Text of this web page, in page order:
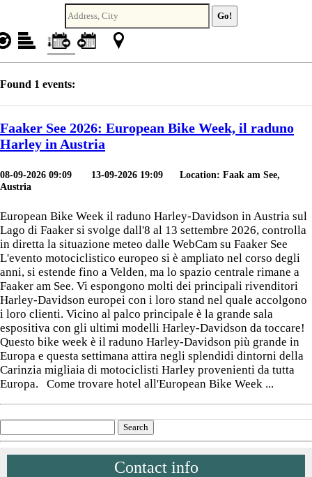
Found 1 events:
Faaker See 2026: European Bike Week, il raduno
Harley in Austria
08-09-2026 09:09
13-09-2026 19:09 Location: Faak am See,
Austria
European Bike Week il raduno Harley-Davidson in Austria sul
Lago di Faaker si svolge dall'8 al 13 settembre 2026, controlla
in diretta la situazione meteo dalle WebCam su Faaker See
L'evento motociclistico europeo si è ampliato nel corso degli
anni, si estende fino a Velden, ma lo spazio centrale rimane a
Faaker am See. Vi espongono molti dei principali rivenditori
Harley-Davidson europei con i loro stand nel quale accolgono
i loro clienti. Vicino al palco principale è la grande sala
espositiva con gli ultimi modelli Harley-Davidson da toccare!
Questo bike week è il raduno Harley-Davidson più grande in
Europa e questa settimana attira negli splendidi dintorni della
Carinzia migliaia di motociclisti Harley provenienti da tutta
Europa. Come trovare hotel all'European Bike Week ...
Contact info